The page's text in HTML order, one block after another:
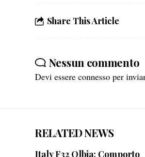
Share This Article
Nessun commento
Devi essere connesso per
RELATED NEWS
Italy F32 Olbia: Comporto